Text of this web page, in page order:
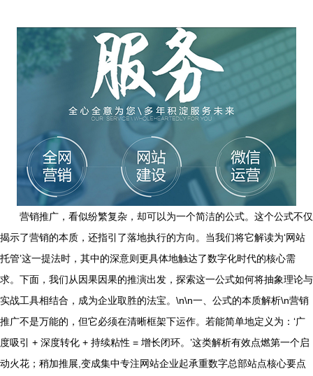
营销推广，看似纷繁复杂，却可以为一个简洁的公式。这个公式不仅
揭示了营销的本质，还指引了落地执行的方向。当我们将它解读为‘网站
托管’这一提法时，其中的深意则更具体地触达了数字化时代的核心需
求。下面，我们从因果因果的推演出发，探索这一公式如何将抽象理论与
实战工具相结合，成为企业取胜的法宝。\n\n一、公式的本质解析\n营销
推广不是万能的，但它必须在清晰框架下运作。若能简单地定义为：‘广
度吸引 + 深度转化 + 持续粘性 = 增长闭环。’这类解析有效点燃第一个启
动火花；稍加推展,变成集中专注网站企业起承重数字总部站点核心要点